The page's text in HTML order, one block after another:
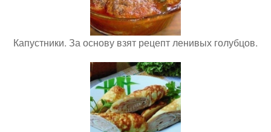
Капустники. За основу взят рецепт ленивых голубцов.